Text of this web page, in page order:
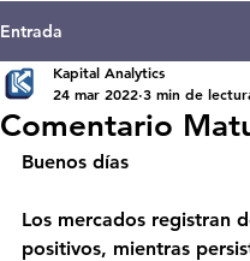
Entrada
Comentario
Kapital Analytics
24 mar 2022 3 min de
Buenos días
Los mercados registran
positivos, mientras